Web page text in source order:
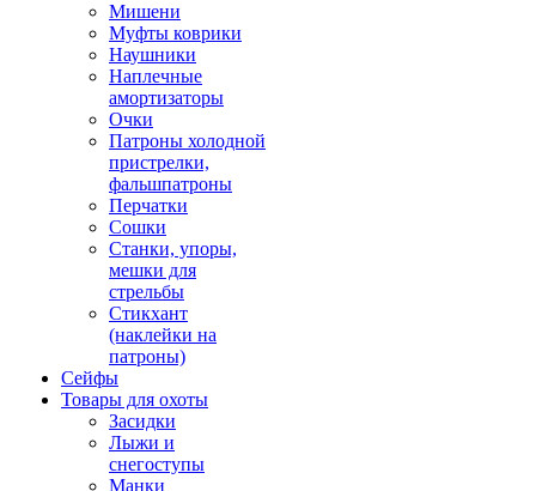
Мишени
Муфты коврики
Наушники
Наплечные
амортизаторы
Очки
Патроны холодной
пристрелки,
фальшпатроны
Перчатки
Сошки
Станки, упоры,
мешки для
стрельбы
Стикхант
(наклейки на
патроны)
Сейфы
Товары для охоты
Засидки
Лыжи и
снегоступы
Манки